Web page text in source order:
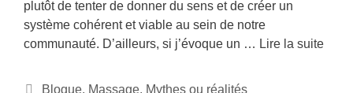
plutôt de tenter de donner du sens et de créer un
système cohérent et viable au sein de notre
communauté. D’ailleurs, si j’évoque un … Lire la suite
Blogue, Massage, Mythes ou réalités